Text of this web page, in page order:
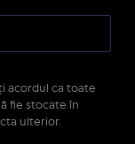
acordul ca toate
fie stocate în
ulterior.